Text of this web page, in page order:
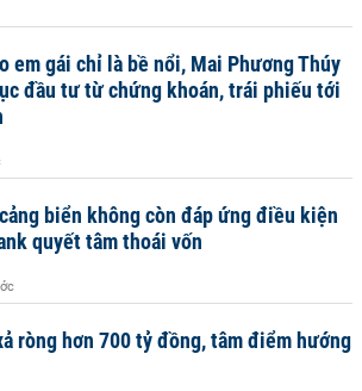
em gái chỉ là bề nổi, Mai Phương Thúy
đầu tư từ chứng khoán, trái phiếu tới
biển không còn đáp ứng điều kiện
quyết tâm thoái vốn
ròng hơn 700 tỷ đồng, tâm điểm hướng